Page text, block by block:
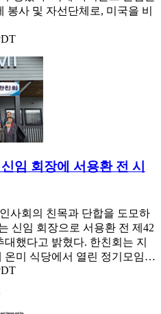
봉사 및 자선단체로, 미국을 비
임 회장에 서용환 전 시
사회의 친목과 단합을 도모하
신임 회장으로 서용환 전 제42
했다고 밝혔다. 한친회는 지
온미 식당에서 열린 정기모임…